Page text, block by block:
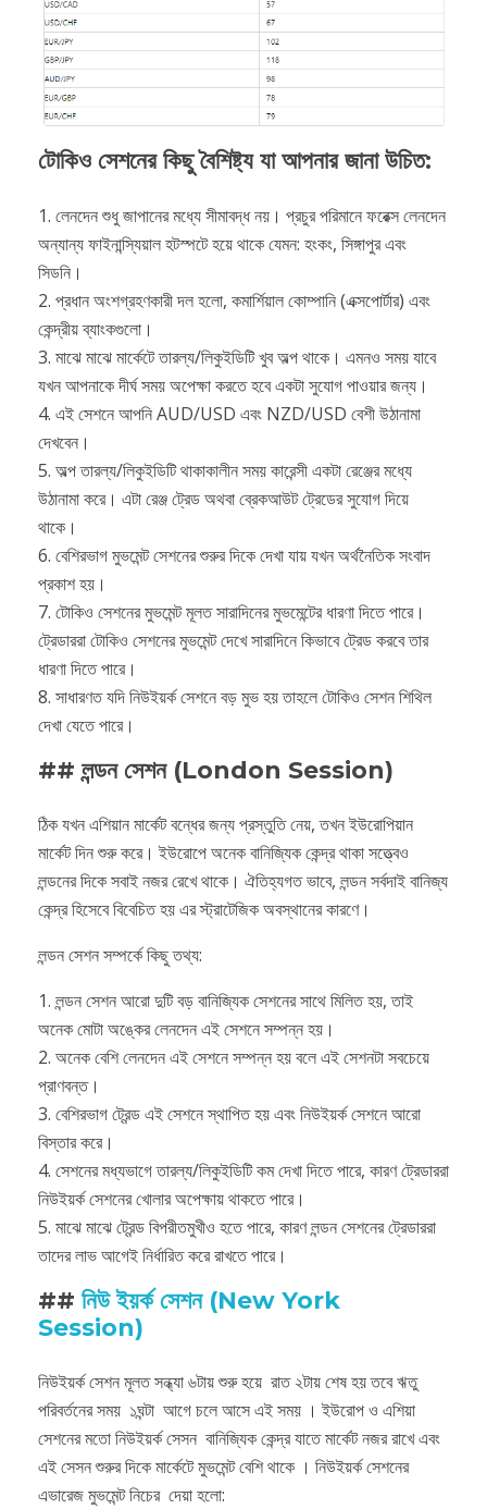
টোকিও সেশনের কিছু বৈশিষ্ট্য যা আপনার জানা উচিত:
1. লেনদেন শুধু জাপানের মধ্যে সীমাবদ্ধ নয়। প্রচুর পরিমানে ফরেক্স লেনদেন
অন্যান্য ফাইনান্স্যিয়াল হটস্পটে হয়ে থাকে যেমন: হংকং, সিঙ্গাপুর এবং
সিডনি।
2. প্রধান অংশগ্রহণকারী দল হলো, কমার্শিয়াল কোম্পানি (এক্সপোর্টার) এবং
কেন্দ্রীয় ব্যাংকগুলো।
3. মাঝে মাঝে মার্কেটে তারল্য/লিকুইডিটি খুব অল্প থাকে। এমনও সময় যাবে
যখন আপনাকে দীর্ঘ সময় অপেক্ষা করতে হবে একটা সুযোগ পাওয়ার জন্য।
4. এই সেশনে আপনি AUD/USD এবং NZD/USD বেশী উঠানামা
দেখবেন।
5. অল্প তারল্য/লিকুইডিটি থাকাকালীন সময় কারেন্সী একটা রেঞ্জের মধ্যে
উঠানামা করে। এটা রেঞ্জ ট্রেড অথবা ব্রেকআউট ট্রেডের সুযোগ দিয়ে
থাকে।
6. বেশিরভাগ মুভমেন্ট সেশনের শুরুর দিকে দেখা যায় যখন অর্থনৈতিক সংবাদ
প্রকাশ হয়।
7. টোকিও সেশনের মুভমেন্ট মূলত সারাদিনের মুভমেন্টের ধারণা দিতে পারে।
ট্রেডাররা টোকিও সেশনের মুভমেন্ট দেখে সারাদিনে কিভাবে ট্রেড করবে তার
ধারণা দিতে পারে।
8. সাধারণত যদি নিউইয়র্ক সেশনে বড় মুভ হয় তাহলে টোকিও সেশন শিথিল
দেখা যেতে পারে।
## লন্ডন সেশন (London Session)
ঠিক যখন এশিয়ান মার্কেট বন্ধের জন্য প্রস্তুতি নেয়, তখন ইউরোপিয়ান
মার্কেট দিন শুরু করে। ইউরোপে অনেক বানিজ্যিক কেন্দ্র থাকা সত্ত্বেও
লন্ডনের দিকে সবাই নজর রেখে থাকে। ঐতিহ্যগত ভাবে, লন্ডন সর্বদাই বানিজ্য
কেন্দ্র হিসেবে বিবেচিত হয় এর স্ট্রাটেজিক অবস্থানের কারণে।
লন্ডন সেশন সম্পর্কে কিছু তথ্য:
1. লন্ডন সেশন আরো দুটি বড় বানিজ্যিক সেশনের সাথে মিলিত হয়, তাই
অনেক মোটা অঙ্কের লেনদেন এই সেশনে সম্পন্ন হয়।
2. অনেক বেশি লেনদেন এই সেশনে সম্পন্ন হয় বলে এই সেশনটা সবচেয়ে
প্রাণবন্ত।
3. বেশিরভাগ ট্রেন্ড এই সেশনে স্থাপিত হয় এবং নিউইয়র্ক সেশনে আরো
বিস্তার করে।
4. সেশনের মধ্যভাগে তারল্য/লিকুইডিটি কম দেখা দিতে পারে, কারণ ট্রেডাররা
নিউইয়র্ক সেশনের খোলার অপেক্ষায় থাকতে পারে।
5. মাঝে মাঝে ট্রেন্ড বিপরীতমুখীও হতে পারে, কারণ লন্ডন সেশনের ট্রেডাররা
তাদের লাভ আগেই নির্ধারিত করে রাখতে পারে।
## নিউ ইয়র্ক সেশন (New York
Session)
নিউইয়র্ক সেশন মূলত সন্ধ্যা ৬টায় শুরু হয়ে রাত ২টায় শেষ হয় তবে ঋতু
পরিবর্তনের সময় ১ঘন্টা আগে চলে আসে এই সময় । ইউরোপ ও এশিয়া
সেশনের মতো নিউইয়র্ক সেসন বানিজ্যিক কেন্দ্র যাতে মার্কেট নজর রাখে এবং
এই সেসন শুরুর দিকে মার্কেটে মুভমেন্ট বেশি থাকে । নিউইয়র্ক সেশনের
এভারেজ মুভমেন্ট নিচের দেয়া হলো: